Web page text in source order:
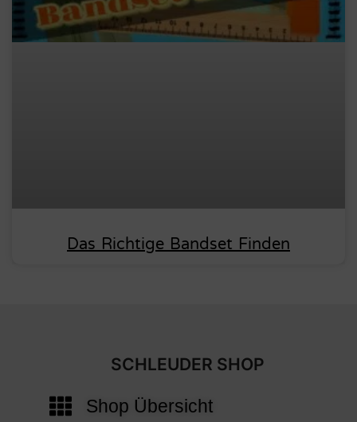
Das Richtige Bandset Finden
SCHLEUDER SHOP
Shop Übersicht